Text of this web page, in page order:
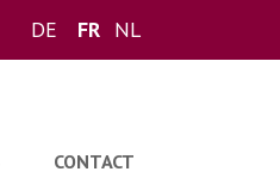
DE FR NL
CONTACT